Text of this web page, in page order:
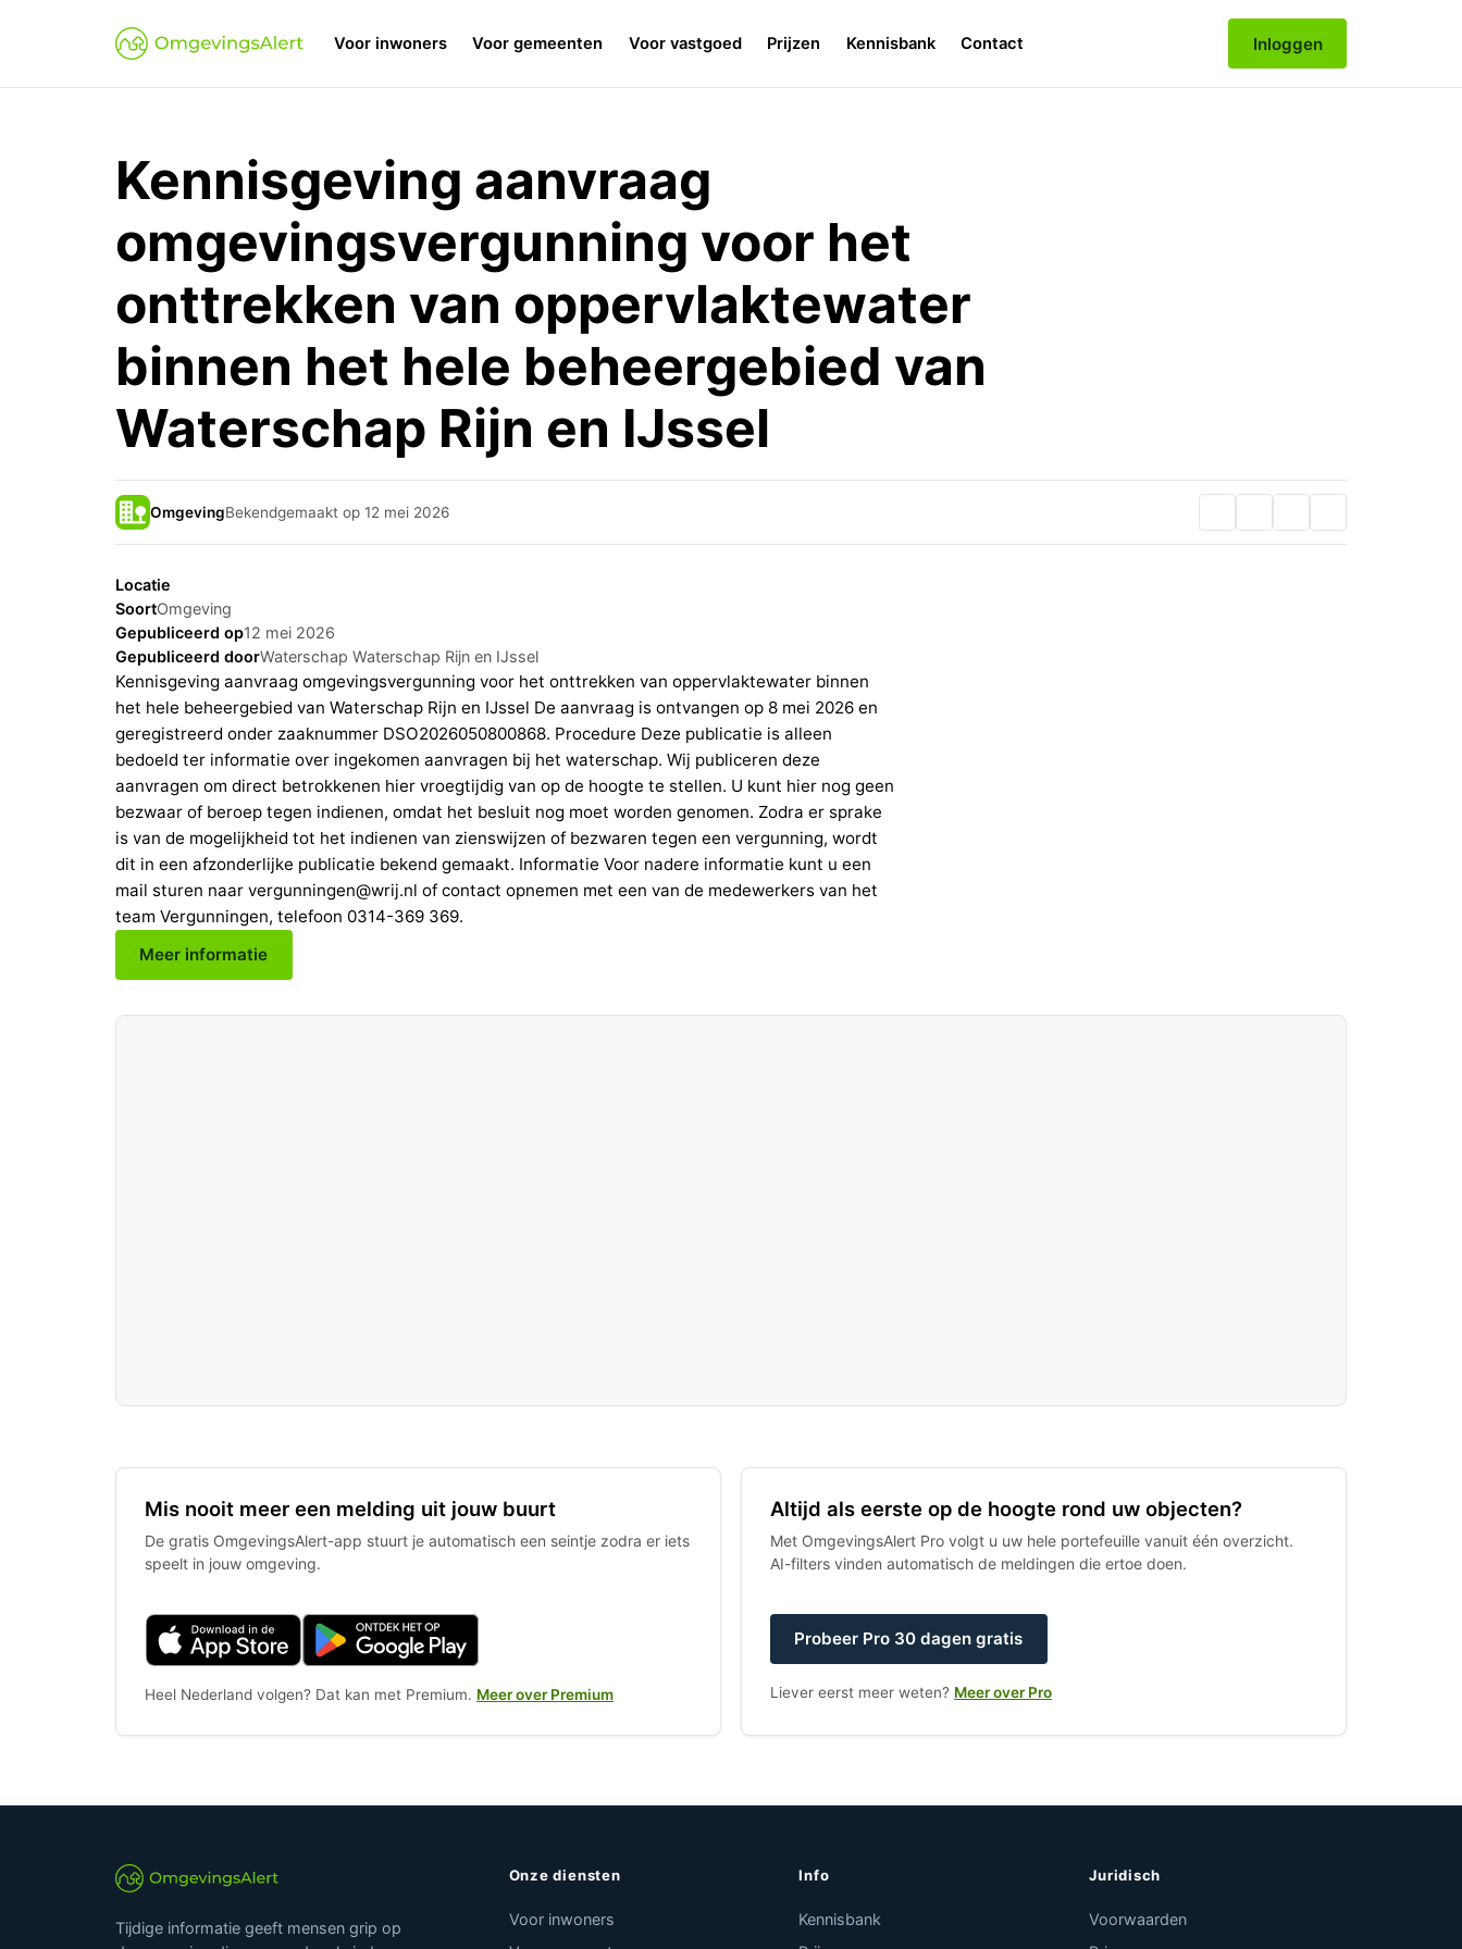
Voor inwoners Voor gemeenten Voor vastgoed Prijzen Kennisbank Contact Inloggen
Kennisgeving aanvraag
omgevingsvergunning voor het
onttrekken van oppervlaktewater
binnen het hele beheergebied van
Waterschap Rijn en IJssel
OmgevingBekendgemaakt op 12 mei 2026
Locatie
SoortOmgeving
Gepubliceerd op12 mei 2026
Gepubliceerd doorWaterschap Waterschap Rijn en IJssel
Kennisgeving aanvraag omgevingsvergunning voor het onttrekken van oppervlaktewater binnen
het hele beheergebied van Waterschap Rijn en IJssel De aanvraag is ontvangen op 8 mei 2026 en
geregistreerd onder zaaknummer DSO2026050800868. Procedure Deze publicatie is alleen
bedoeld ter informatie over ingekomen aanvragen bij het waterschap. Wij publiceren deze
aanvragen om direct betrokkenen hier vroegtijdig van op de hoogte te stellen. U kunt hier nog geen
bezwaar of beroep tegen indienen, omdat het besluit nog moet worden genomen. Zodra er sprake
is van de mogelijkheid tot het indienen van zienswijzen of bezwaren tegen een vergunning, wordt
dit in een afzonderlijke publicatie bekend gemaakt. Informatie Voor nadere informatie kunt u een
mail sturen naar vergunningen@wrij.nl of contact opnemen met een van de medewerkers van het
team Vergunningen, telefoon 0314-369 369.
Meer informatie
Mis nooit meer een melding uit jouw buurt
De gratis OmgevingsAlert-app stuurt je automatisch een seintje zodra er iets
speelt in jouw omgeving.
Heel Nederland volgen? Dat kan met Premium. Meer over Premium
Altijd als eerste op de hoogte rond uw objecten?
Met OmgevingsAlert Pro volgt u uw hele portefeuille vanuit één overzicht.
AI-filters vinden automatisch de meldingen die ertoe doen.
Probeer Pro 30 dagen gratis
Liever eerst meer weten? Meer over Pro
Tijdige informatie geeft mensen grip op
Onze diensten
Voor inwoners
Info
Kennisbank
Juridisch
Voorwaarden